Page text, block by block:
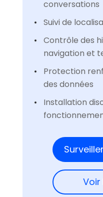
conversations
Suivi de
Contrôle des
navigation et
Protection
des données
Installation